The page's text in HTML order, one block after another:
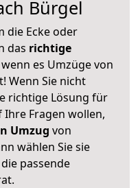
Bürgel
die Ecke oder
das richtige
es Umzüge von
Wenn Sie nicht
richtige Lösung für
Ihre Fragen wollen,
Umzug von
wählen Sie sie
passende